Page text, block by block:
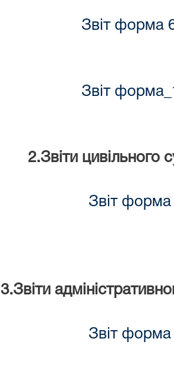
Звіт форма
Звіт
2.Звіти цивільного
Звіт
3.Звіти
Звіт форма